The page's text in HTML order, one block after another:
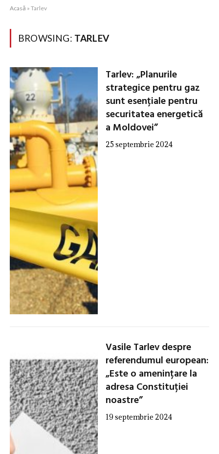
Acasă » Tarlev
BROWSING: TARLEV
Tarlev: „Planurile
strategice pentru gaz
sunt esențiale pentru
securitatea energetică
a Moldovei”
25 septembrie 2024
Vasile Tarlev despre
referendumul european:
„Este o amenințare la
adresa Constituției
noastre”
19 septembrie 2024